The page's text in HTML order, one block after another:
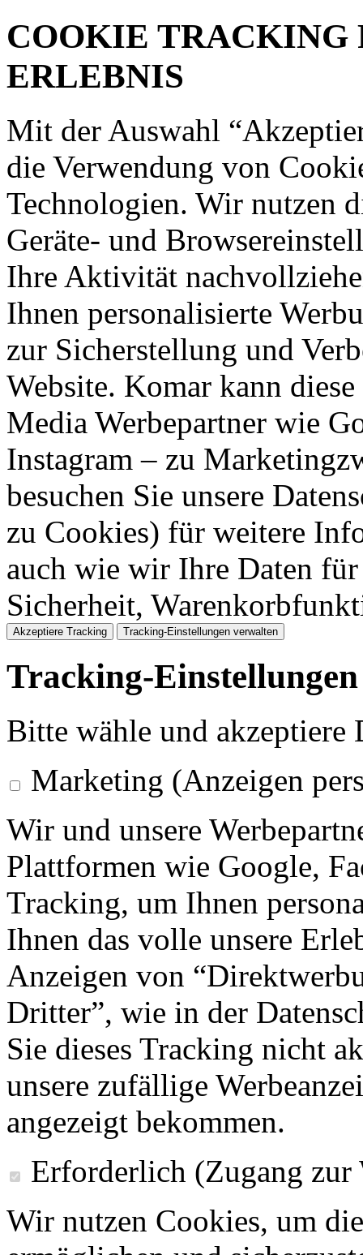
COOKIE TRACKING
ERLEBNIS
Mit der Auswahl
die Verwendung von
Technologien. Wir nutzen
Geräte- und
Ihre Aktivität
Ihnen personalisierte
zur Sicherstellung und
Website. Komar kann
Media Werbepartner wie
Instagram – zu
besuchen Sie unsere
zu Cookies) für weitere
auch wie wir Ihre Daten
Sicherheit,
Akzeptiere Tracking Tracking-Einstellungen verwalten
Tracking-
Bitte wähle und
Marketing (Anzeigen
Wir und unsere
Plattformen wie Google,
Tracking, um Ihnen
Ihnen das volle unsere
Anzeigen von
Dritter”, wie in der
Sie dieses Tracking nicht
unsere zufällige
angezeigt bekommen.
Erforderlich (Zugang zur
Wir nutzen Cookies, um